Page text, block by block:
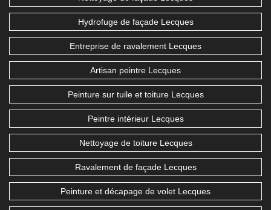
Hydrofuge de façade Lecques
Entreprise de ravalement Lecques
Artisan peintre Lecques
Peinture sur tuile et toiture Lecques
Peintre intérieur Lecques
Nettoyage de toiture Lecques
Ravalement de façade Lecques
Peinture et décapage de volet Lecques